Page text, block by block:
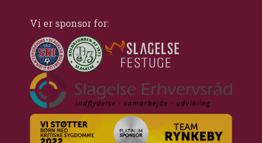
Vi er sponsor for: